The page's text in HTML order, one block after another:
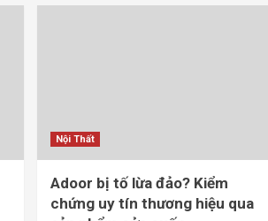
Nội Thất
Adoor bị tố lừa đảo? Kiểm
chứng uy tín thương hiệu qua